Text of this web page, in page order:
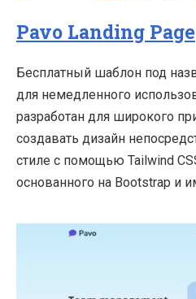
Pavo Landing Page
Бесплатный шаблон под
для немедленного
разработан для широкого
создавать дизайн
стиле с помощью Tailwind
основанного на Bootstrap и